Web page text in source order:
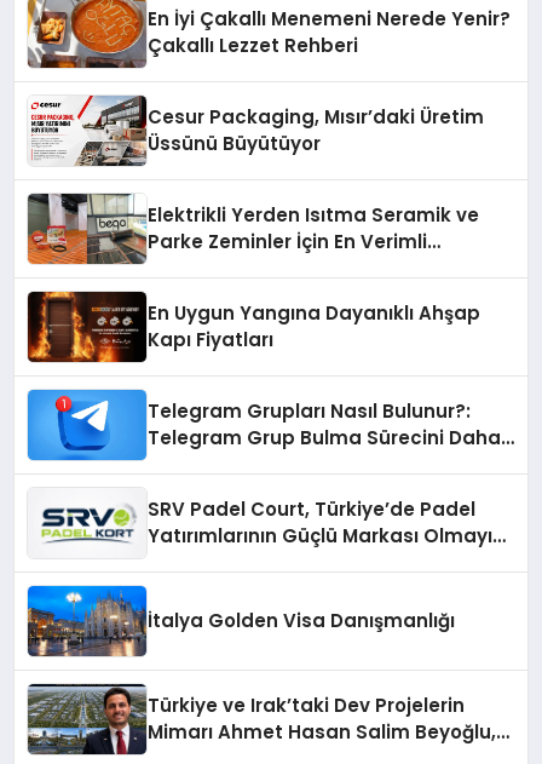
En İyi Çakallı Menemeni Nerede Yenir?
Çakallı Lezzet Rehberi
Cesur Packaging, Mısır’daki Üretim
Üssünü Büyütüyor
Elektrikli Yerden Isıtma Seramik ve
Parke Zeminler İçin En Verimli
En Uygun Yangına Dayanıklı Ahşap
Kapı Fiyatları
Telegram Grupları Nasıl Bulunur?:
Telegram Grup Bulma Sürecini Daha
SRV Padel Court, Türkiye’de Padel
Yatırımlarının Güçlü Markası Olmayı
İtalya Golden Visa Danışmanlığı
Türkiye ve Irak’taki Dev Projelerin
Mimarı Ahmet Hasan Salim Beyoğlu,